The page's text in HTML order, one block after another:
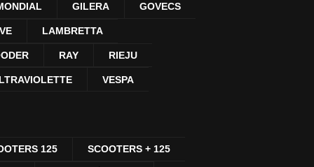
GILERA GOVECS
LAMBRETTA
RAY RIEJU
VESPA
125 SCOOTERS + 125